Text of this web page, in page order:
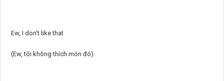
Ew, I don’t like that
(Ew, tôi không thích món đó).